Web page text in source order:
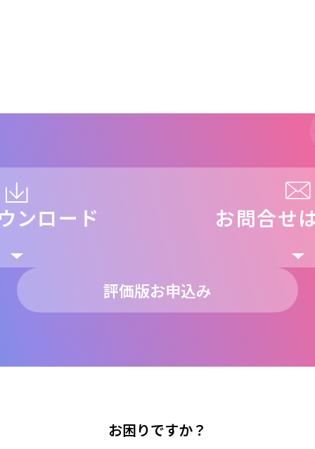
ンロード お問合せ
評価版お申込み
お困りですか？